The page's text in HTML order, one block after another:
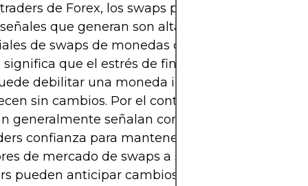
de Forex, los swaps pueden parecer
que generan son altamente prácticas.
de swaps de monedas cruzadas se amplían,
que el estrés de financiación está
debilitar una moneda incluso si los
sin cambios. Por el contrario, los
generalmente señalan condiciones de alivio,
confianza para mantener posiciones. Al
de mercado de swaps a su conjunto de
pueden anticipar cambios en la demanda de